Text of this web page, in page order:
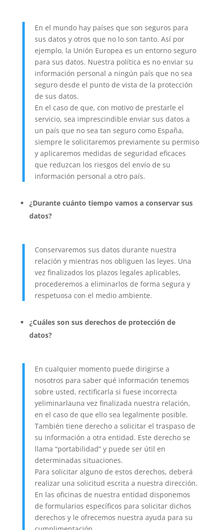
En el mundo hay países que son seguros para
sus datos y otros que no lo son tanto. Así por
ejemplo, la Unión Europea es un entorno seguro
para sus datos. Nuestra política es no enviar su
información personal a ningún país que no sea
seguro desde el punto de vista de la protección
de sus datos.
En el caso de que, con motivo de prestarle el
servicio, sea imprescindible enviar sus datos a
un país que no sea tan seguro como España,
siempre le solicitaremos previamente su permiso
y aplicaremos medidas de seguridad eficaces
que reduzcan los riesgos del envío de su
información personal a otro país.
¿Durante cuánto tiempo vamos a conservar sus
datos?
Conservaremos sus datos durante nuestra
relación y mientras nos obliguen las leyes. Una
vez finalizados los plazos legales aplicables,
procederemos a eliminarlos de forma segura y
respetuosa con el medio ambiente.
¿Cuáles son sus derechos de protección de
datos?
En cualquier momento puede dirigirse a
nosotros para saber qué información tenemos
sobre usted, rectificarla si fuese incorrecta
yeliminarlauna vez finalizada nuestra relación,
en el caso de que ello sea legalmente posible.
También tiene derecho a solicitar el traspaso de
su información a otra entidad. Este derecho se
llama “portabilidad” y puede ser útil en
determinadas situaciones.
Para solicitar alguno de estos derechos, deberá
realizar una solicitud escrita a nuestra dirección.
En las oficinas de nuestra entidad disponemos
de formularios específicos para solicitar dichos
derechos y le ofrecemos nuestra ayuda para su